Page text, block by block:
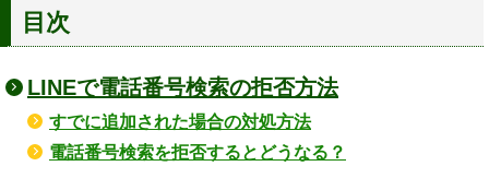
目次
LINEで電話番号検索の拒否方法
すでに追加された場合の対処方法
電話番号検索を拒否するとどうなる？